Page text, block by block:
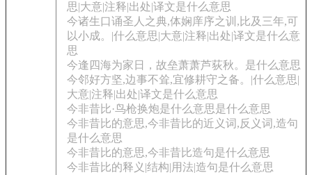
思|大意|注释|出处|译文是什么意思
今诸生口诵圣人之典,体娴庠序之训,比及三年,可
以小成。|什么意思|大意|注释|出处|译文是什么意
思
今逢四海为家日，故垒萧萧芦荻秋。是什么意思
今邻好方坚,边事不耸,宜修耕守之备。|什么意思|
大意|注释|出处|译文是什么意思
今非昔比·鸟枪换炮是什么意思是什么意思
今非昔比的意思,今非昔比的近义词,反义词,造句
是什么意思
今非昔比的意思,今非昔比造句是什么意思
今非昔比的释义|结构|用法|造句是什么意思